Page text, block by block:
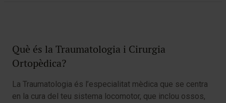
Què és la Traumatologia i Cirurgia
Ortopèdica?
La Traumatologia és l’especialitat mèdica que se centra
en la cura del teu sistema locomotor, que inclou ossos,